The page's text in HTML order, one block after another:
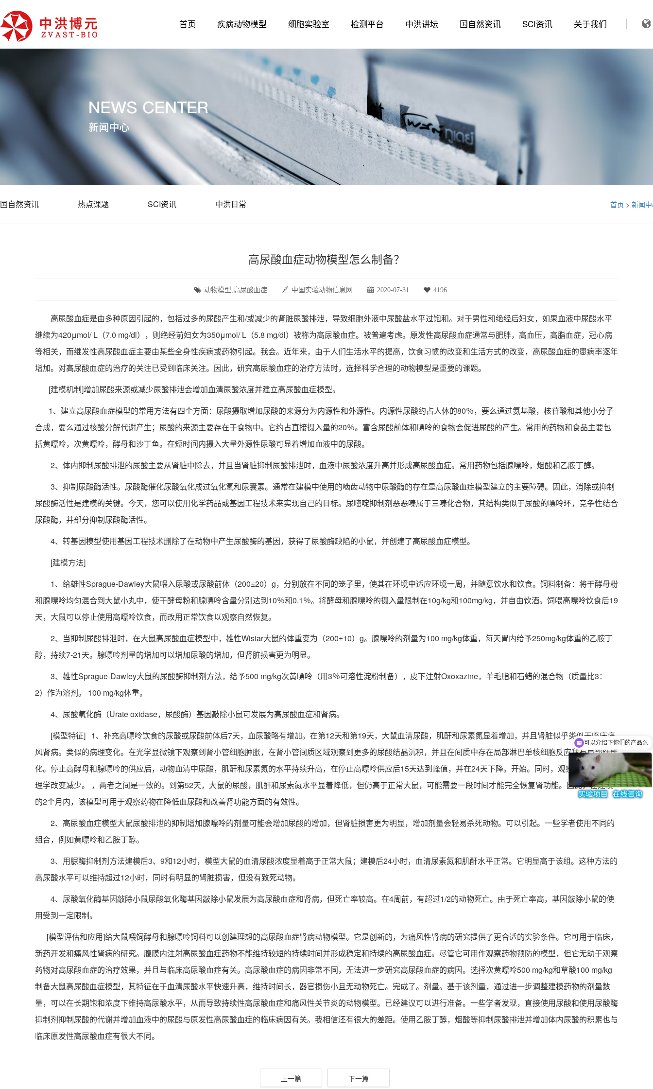
首页 疾病动物模型 细胞实验室 检测平台 中洪讲坛 国自然资讯 SCI资讯 关于我们
国自然资讯 热点课题 SCI资讯 中洪日常 首页 > 新闻
高尿酸血症动物模型怎么制备？
动物模型,高尿酸血症 中国实验动物信息网 2020-07-31 4196
高尿酸血症是由多种原因引起的，包括过多的尿酸产生和/或减少的肾脏尿酸排泄，导致细胞外液中尿酸盐水平过饱和。对于男性和绝经后妇女，如果血液中尿酸水平
继续为420μmol/ L（7.0 mg/dl），则绝经前妇女为350μmol/ L（5.8 mg/dl）被称为高尿酸血症。被普遍考虑。原发性高尿酸血症通常与肥胖，高血压，高脂血症，冠心病
等相关，而继发性高尿酸血症主要由某些全身性疾病或药物引起。我会。近年来，由于人们生活水平的提高，饮食习惯的改变和生活方式的改变，高尿酸血症的患病率逐年
增加。对高尿酸血症的治疗的关注已受到临床关注。因此，研究高尿酸血症的治疗方法时，选择科学合理的动物模型是重要的课题。
[建模机制]增加尿酸来源或减少尿酸排泄会增加血清尿酸浓度并建立高尿酸血症模型。
1、 建立高尿酸血症模型的常用方法有四个方面：尿酸摄取增加尿酸的来源分为内源性和外源性。内源性尿酸约占人体的80％，要么通过氨基酸，核苷酸和其他小分子
合成，要么通过核酸分解代谢产生；尿酸的来源主要存在于食物中。它约占直接摄入量的20％。富含尿酸前体和嘌呤的食物会促进尿酸的产生。常用的药物和食品主要包
括黄嘌呤，次黄嘌呤，酵母和沙丁鱼。在短时间内摄入大量外源性尿酸可显着增加血液中的尿酸。
2、体内抑制尿酸排泄的尿酸主要从肾脏中除去，并且当肾脏抑制尿酸排泄时，血液中尿酸浓度升高并形成高尿酸血症。常用药物包括腺嘌呤，烟酸和乙胺丁醇。
3、抑制尿酸酶活性。尿酸酶催化尿酸氧化成过氧化氢和尿囊素。通常在建模中使用的啮齿动物中尿酸酶的存在是高尿酸血症模型建立的主要障碍。因此，消除或抑制
尿酸酶活性是建模的关键。今天，您可以使用化学药品或基因工程技术来实现自己的目标。尿嘧啶抑制剂恶恶嗪属于三嗪化合物，其结构类似于尿酸的嘌呤环，竞争性结合
尿酸酶，并部分抑制尿酸酶活性。
4、转基因模型使用基因工程技术删除了在动物中产生尿酸酶的基因，获得了尿酸酶缺陷的小鼠，并创建了高尿酸血症模型。
[建模方法]
1、给雄性Sprague-Dawley大鼠喂入尿酸或尿酸前体（200±20）g，分别放在不同的笼子里，使其在环境中适应环境一周，并随意饮水和饮食。饲料制备：将干酵母粉
和腺嘌呤均匀混合到大鼠小丸中，使干酵母粉和腺嘌呤含量分别达到10％和0.1％。将酵母和腺嘌呤的摄入量限制在10g/kg和100mg/kg，并自由饮酒。饲喂高嘌呤饮食后19
天，大鼠可以停止使用高嘌呤饮食，而改用正常饮食以观察自然恢复。
2、当抑制尿酸排泄时，在大鼠高尿酸血症模型中，雄性Wistar大鼠的体重变为（200±10）g。腺嘌呤的剂量为100 mg/kg体重，每天胃内给予250mg/kg体重的乙胺丁
醇，持续7-21天。腺嘌呤剂量的增加可以增加尿酸的增加，但肾脏损害更为明显。
3、雄性Sprague-Dawley大鼠的尿酸酶抑制剂方法，给予500 mg/kg次黄嘌呤（用3％可溶性淀粉制备），皮下注射Oxoxazine，羊毛脂和石蜡的混合物（质量比3：
2）作为溶剂。 100 mg/kg体重。
4、尿酸氧化酶（Urate oxidase，尿酸酶）基因敲除小鼠可发展为高尿酸血症和肾病。
[模型特征] 1、补充高嘌呤饮食的尿酸或尿酸前体后7天，血尿酸略有增加。在第12天和第19天，大鼠血清尿酸，肌酐和尿素氮显着增加，并且肾脏似乎类似于临床痛
风肾病。类似的病理变化。在光学显微镜下观察到肾小管细胞肿胀，在肾小管间质区域观察到更多的尿酸结晶沉积，并且在间质中存在局部淋巴单核细胞反应我有局部纤维
化。停止高酵母和腺嘌呤的供应后，动物血清中尿酸，肌酐和尿素氮的水平持续升高，在停止高嘌呤供应后15天达到峰值，并在24天下降。开始。同时，观察到的肾脏病
理学改变减少。 ，两者之间是一致的。到第52天，大鼠的尿酸，肌酐和尿素氮水平显着降低，但仍高于正常大鼠，可能需要一段时间才能完全恢复肾功能。因此，在建模
的2个月内，该模型可用于观察药物在降低血尿酸和改善肾功能方面的有效性。
2、高尿酸血症模型大鼠尿酸排泄的抑制增加腺嘌呤的剂量可能会增加尿酸的增加，但肾脏损害更为明显，增加剂量会轻易杀死动物。可以引起。一些学者使用不同的
组合，例如黄嘌呤和乙胺丁醇。
3、用脲酶抑制剂方法建模后3、9和12小时，模型大鼠的血清尿酸浓度显着高于正常大鼠；建模后24小时，血清尿素氮和肌酐水平正常。它明显高于该组。这种方法的
高尿酸水平可以维持超过12小时，同时有明显的肾脏损害，但没有致死动物。
4、尿酸氧化酶基因敲除小鼠尿酸氧化酶基因敲除小鼠发展为高尿酸血症和肾病，但死亡率较高。在4周前，有超过1/2的动物死亡。由于死亡率高，基因敲除小鼠的使
用受到一定限制。
[模型评估和应用]给大鼠喂饲酵母和腺嘌呤饲料可以创建理想的高尿酸血症肾病动物模型。它是创新的，为痛风性肾病的研究提供了更合适的实验条件。它可用于临床，
新药开发和痛风性肾病的研究。腹膜内注射高尿酸血症药物不能维持较短的持续时间并形成稳定和持续的高尿酸血症。尽管它可用作观察药物预防的模型，但它无助于观察
药物对高尿酸血症的治疗效果，并且与临床高尿酸血症有关。高尿酸血症的病因非常不同，无法进一步研究高尿酸血症的病因。选择次黄嘌呤500 mg/kg和草酸100 mg/kg
制备大鼠高尿酸血症模型，其特征在于血清尿酸水平快速升高，维持时间长，器官损伤小且无动物死亡。完成了。剂量。基于该剂量，通过进一步调整建模药物的剂量数
量，可以在长期饱和浓度下维持高尿酸水平，从而导致持续性高尿酸血症和痛风性关节炎的动物模型。已经建议可以进行准备。一些学者发现，直接使用尿酸和使用尿酸酶
抑制剂抑制尿酸的代谢并增加血液中的尿酸与原发性高尿酸血症的临床病因有关。我相信还有很大的差距。使用乙胺丁醇，烟酸等抑制尿酸排泄并增加体内尿酸的积累也与
临床原发性高尿酸血症有很大不同。
上一篇 下一篇
可以介绍下你们的产品么